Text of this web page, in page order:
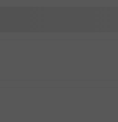
Actions”支持您的原始